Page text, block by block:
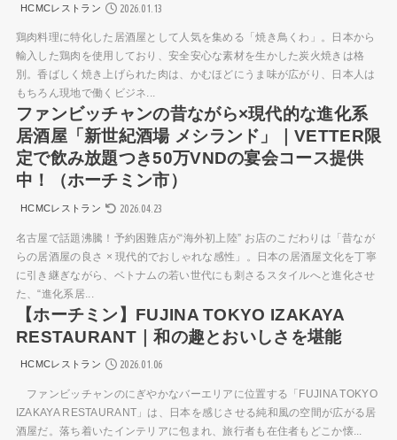
HCMCレストラン 2026.01.13
鶏肉料理に特化した居酒屋として人気を集める「焼き鳥くわ」。日本から
輸入した鶏肉を使用しており、安全安心な素材を生かした炭火焼きは格
別。香ばしく焼き上げられた肉は、かむほどにうま味が広がり、日本人は
もちろん現地で働くビジネ...
ファンビッチャンの昔ながら×現代的な進化系
居酒屋「新世紀酒場 メシランド」｜VETTER限
定で飲み放題つき50万VNDの宴会コース提供
中！（ホーチミン市）
HCMCレストラン 2026.04.23
名古屋で話題沸騰！予約困難店が“海外初上陸” お店のこだわりは「昔なが
らの居酒屋の良さ × 現代的でおしゃれな感性」。日本の居酒屋文化を丁寧
に引き継ぎながら、ベトナムの若い世代にも刺さるスタイルへと進化させ
た、“進化系居...
【ホーチミン】FUJINA TOKYO IZAKAYA
RESTAURANT｜和の趣とおいしさを堪能
HCMCレストラン 2026.01.06
ファンビッチャンのにぎやかなバーエリアに位置する「FUJINA TOKYO
IZAKAYA RESTAURANT」は、日本を感じさせる純和風の空間が広がる居
酒屋だ。落ち着いたインテリアに包まれ、旅行者も在住者もどこか懐...